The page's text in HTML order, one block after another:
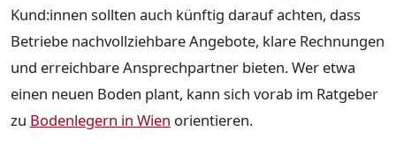
Kund:innen sollten auch künftig darauf achten, dass
Betriebe nachvollziehbare Angebote, klare Rechnungen
und erreichbare Ansprechpartner bieten. Wer etwa
einen neuen Boden plant, kann sich vorab im Ratgeber
zu Bodenlegern in Wien orientieren.